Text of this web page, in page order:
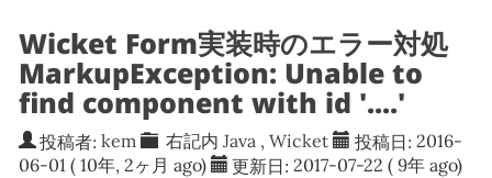
Wicket Form実装時のエラー対処
MarkupException: Unable to
find component with id '....'
投稿者: kem 右記内Java ,Wicket 投稿日: 2016-
06-01 ( 10年, 2ヶ月 ago) 更新日: 2017-07-22 ( 9年 ago)